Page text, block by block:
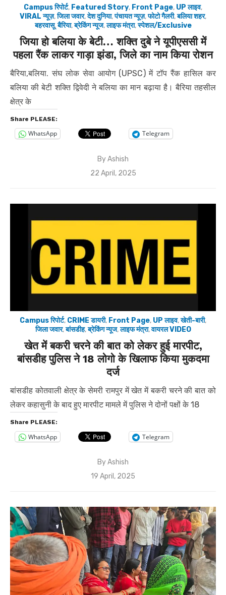
Campus रिपोर्ट, Featured Story, Front Page, UP लाइव,
VIRAL न्यूज़,जिला जवार,देश दुनिया,पंचायत न्यूज़,फोटो गैलरी,बलिया शहर,
बहरवासू,बैरिया,ब्रेकिंग न्यूज,लाइफ मंत्रा,स्पेशल/Exclusive
जिया हो बलिया के बेटी… शक्ति दुबे ने यूपीएससी में
पहला रैंक लाकर गाड़ा झंडा, जिले का नाम किया रोशन
बैरिया,बलिया. संघ लोक सेवा आयोग (UPSC) में टॉप रैंक हासिल कर
बलिया की बेटी शक्ति द्विवेदी ने बलिया का मान बढ़ाया है। बैरिया तहसील
क्षेत्र के
Share PLEASE:
WhatsApp Telegram
ByAshish
Posted
22 April, 2025
Campus रिपोर्ट, CRIME डायरी, Front Page, UP लाइव,खेती-बारी,
जिला जवार,बांसडीह,ब्रेकिंग न्यूज,लाइफ मंत्रा,वायरल VIDEO
खेत में बकरी चरने की बात को लेकर हुई मारपीट,
बांसडीह पुलिस ने 18 लोगो के खिलाफ किया मुकदमा
दर्ज
बांसडीह कोतवाली क्षेत्र के सेमरी रामपुर में खेत में बकरी चरने की बात को
लेकर कहासुनी के बाद हुए मारपीट मामले में पुलिस ने दोनों पक्षों के 18
Share PLEASE:
WhatsApp Telegram
ByAshish
Posted
19 April, 2025